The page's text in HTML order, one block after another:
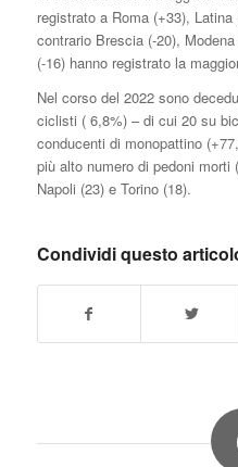
registrato a Roma (+33),
contrario Brescia (-20),
(-16) hanno registrato la
Nel corso del 2022 sono
ciclisti ( 6,8%) – di cui 20 su
conducenti di monopattino
più alto numero di pedoni morti
Napoli (23) e Torino (18).
Condividi questo